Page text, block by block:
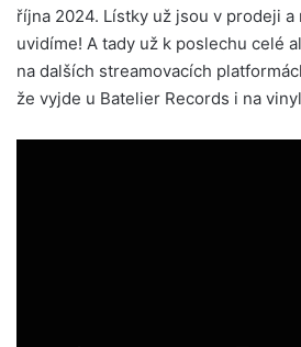
října 2024. Lístky už jsou v prodeji a
uvidíme! A tady už k poslechu celé
na dalších streamovacích
že vyjde u Batelier Records i na